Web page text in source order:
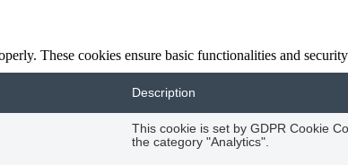
These cookies ensure basic functionalities and
Description
This cookie is set by GDPR Cookie
the category "Analytics".